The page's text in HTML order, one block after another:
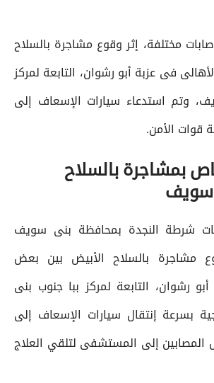
بإصابات مختلفة، إثر وقوع مشاجرة بالسلاح
فى عزبة أبو رشوان، التابعة لمركز
وتم استدعاء سيارات الإسعاف إلى
قوات الأمن.
3 أشخاص بمشاجرة بالسلاح
سويف
شرطة النجدة بمحافظة بنى سويف
مشاجرة بالسلاح الأبيض بين بعض
رشوان، التابعة لمركز ببا جنوب بنى
بسرعة إنتقال سيارات الإسعاف إلى
المصابين إلى المستشفى لتلقي العلاج